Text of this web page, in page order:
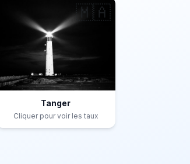
🇲🇦
Tanger
Cliquer pour voir les taux